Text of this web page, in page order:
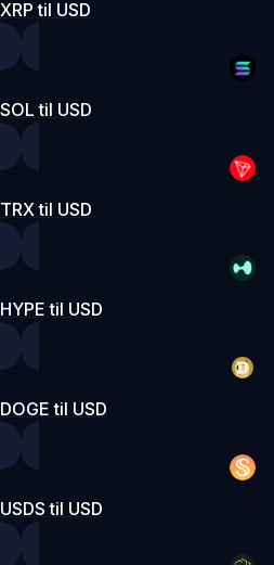
XRP til USD
SOL til USD
TRX til USD
HYPE til USD
DOGE til USD
USDS til USD